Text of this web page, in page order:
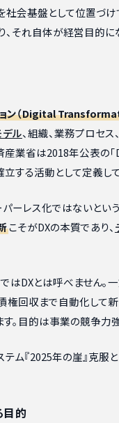
会基盤として位置づけ
、それ自体が経営目的に
ョン（Digital
ル、組織、業務プロセ
産業省は2018年公表の「
する活動として定義し
ーレス化ではないとい
こそがDXの本質であり、
はDXとは呼べません。
権回収まで自動化して
。目的は事業の競争力
ム『2025年の崖』克服
目的